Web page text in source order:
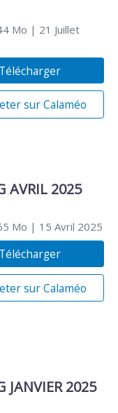
Mo | 21 Juillet
Télécharger
sur Calaméo
AVRIL 2025
Mo | 15 Avril 2025
Télécharger
sur Calaméo
JANVIER 2025